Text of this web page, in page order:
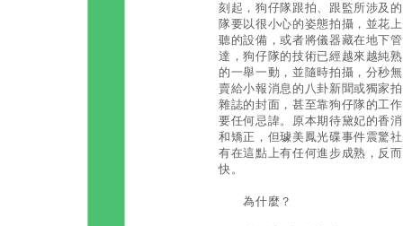
刻起，狗仔隊跟拍、跟監所涉及
隊要以很小心的姿態拍攝，並花
聽的設備，或者將儀器藏在地下
達，狗仔隊的技術已經越來越純
的一舉一動，並隨時拍攝，分秒
賣給小報消息的八卦新聞或獨家
雜誌的封面，甚至靠狗仔隊的工
要任何忌諱。原本期待黛妃的香
和矯正，但璩美鳳光碟事件震驚
有在這點上有任何進步成熟，反
快。
為什麼？